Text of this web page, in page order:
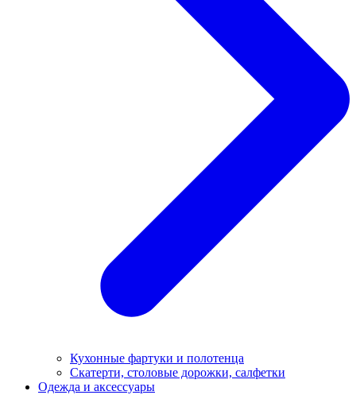
Кухонные фартуки и полотенца
Скатерти, столовые дорожки, салфетки
Одежда и аксессуары